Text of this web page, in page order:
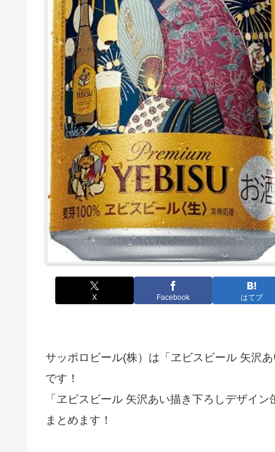
X Facebook はてブ
サッポロビール(株）は「ヱビスビール 矢沢
です！
「ヱビスビール 矢沢あい描き下ろしデザイ
まとめます！